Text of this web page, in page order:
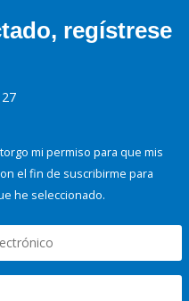
regístrese
mi permiso para que mis
el fin de suscribirme para
he seleccionado.